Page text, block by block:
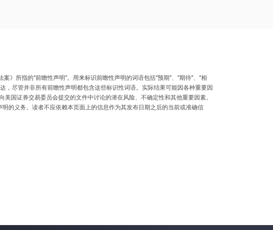
所指的“前瞻性声明”。用来标识前瞻性声明的词语包括“预期”、“期待”、“相
表达，尽管并非所有前瞻性声明都包含这些标识性词语。实际结果可能因各种重要因
国证券交易委员会提交的文件中讨论的潜在风险、不确定性和其他重要因素。
的义务。读者不应依赖本页面上的信息作为其发布日期之后的当前或准确信